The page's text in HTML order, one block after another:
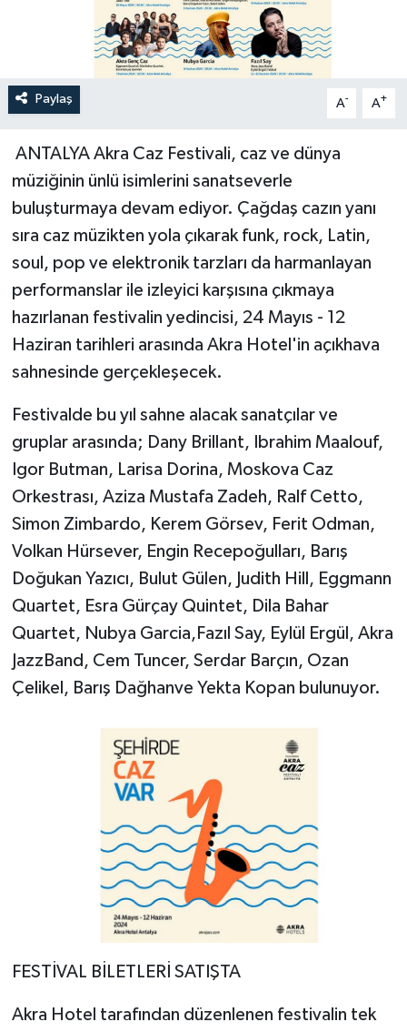
Paylaş A- A+
ANTALYA Akra Caz Festivali, caz ve dünya
müziğinin ünlü isimlerini sanatseverle
buluşturmaya devam ediyor. Çağdaş cazın yanı
sıra caz müzikten yola çıkarak funk, rock, Latin,
soul, pop ve elektronik tarzları da harmanlayan
performanslar ile izleyici karşısına çıkmaya
hazırlanan festivalin yedincisi, 24 Mayıs - 12
Haziran tarihleri arasında Akra Hotel'in açıkhava
sahnesinde gerçekleşecek.
Festivalde bu yıl sahne alacak sanatçılar ve
gruplar arasında; Dany Brillant, Ibrahim Maalouf,
Igor Butman, Larisa Dorina, Moskova Caz
Orkestrası, Aziza Mustafa Zadeh, Ralf Cetto,
Simon Zimbardo, Kerem Görsev, Ferit Odman,
Volkan Hürsever, Engin Recepoğulları, Barış
Doğukan Yazıcı, Bulut Gülen, Judith Hill, Eggmann
Quartet, Esra Gürçay Quintet, Dila Bahar
Quartet, Nubya Garcia,Fazıl Say, Eylül Ergül, Akra
JazzBand, Cem Tuncer, Serdar Barçın, Ozan
Çelikel, Barış Dağhanve Yekta Kopan bulunuyor.
FESTİVAL BİLETLERİ SATIŞTA
Akra Hotel tarafından düzenlenen festivalin tek